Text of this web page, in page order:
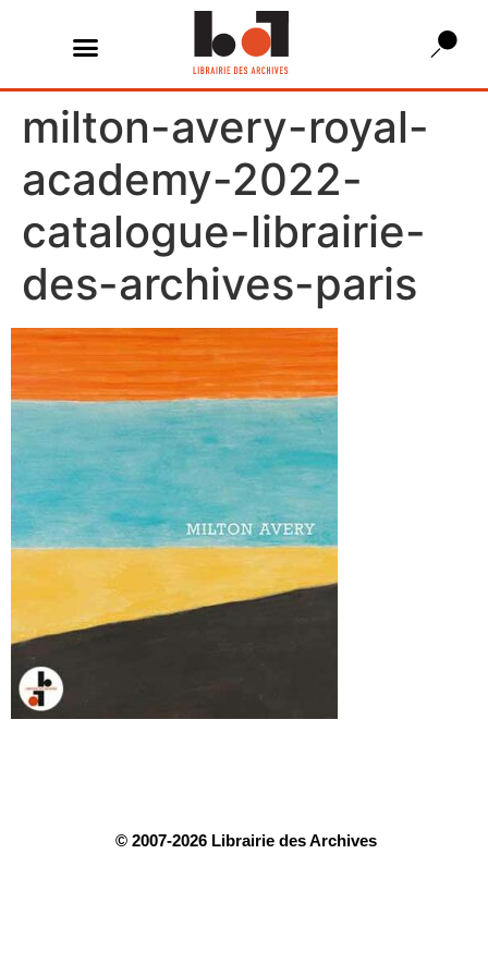
milton-avery-royal-
academy-2022-
catalogue-librairie-
des-archives-paris
© 2007-2026 Librairie des Archives